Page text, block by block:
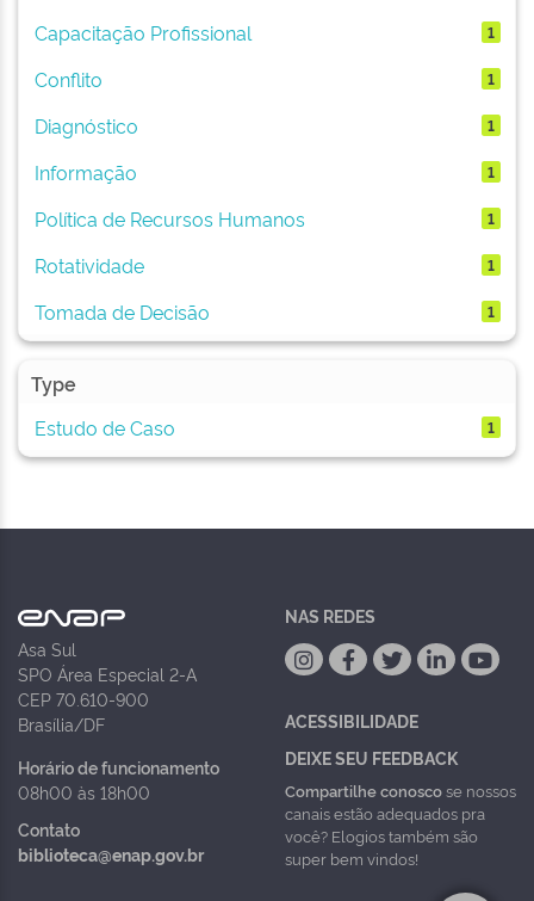
Capacitação Profissional 1
Conflito 1
Diagnóstico 1
Informação 1
Política de Recursos Humanos 1
Rotatividade 1
Tomada de Decisão 1
Type
Estudo de Caso
1
Asa Sul
SPO Área Especial 2-A
CEP 70.610-900
Brasília/DF
Horário de funcionamento
08h00 às 18h00
Contato
biblioteca@enap.gov.br
NAS REDES
ACESSIBILIDADE
DEIXE SEU FEEDBACK
Compartilhe conoscose nossos
canais estão adequados pra
você? Elogios também são
super bem vindos!